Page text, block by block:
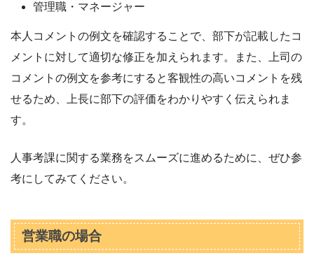
管理職・マネージャー
本人コメントの例文を確認することで、部下が記載したコ
メントに対して適切な修正を加えられます。また、上司の
コメントの例文を参考にすると客観性の高いコメントを残
せるため、上長に部下の評価をわかりやすく伝えられま
す。
人事考課に関する業務をスムーズに進めるために、ぜひ参
考にしてみてください。
営業職の場合